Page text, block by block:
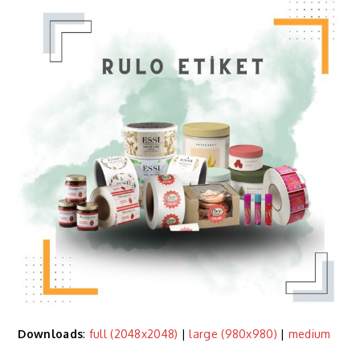
Downloads: full (2048x2048) |large (980x980) | medium